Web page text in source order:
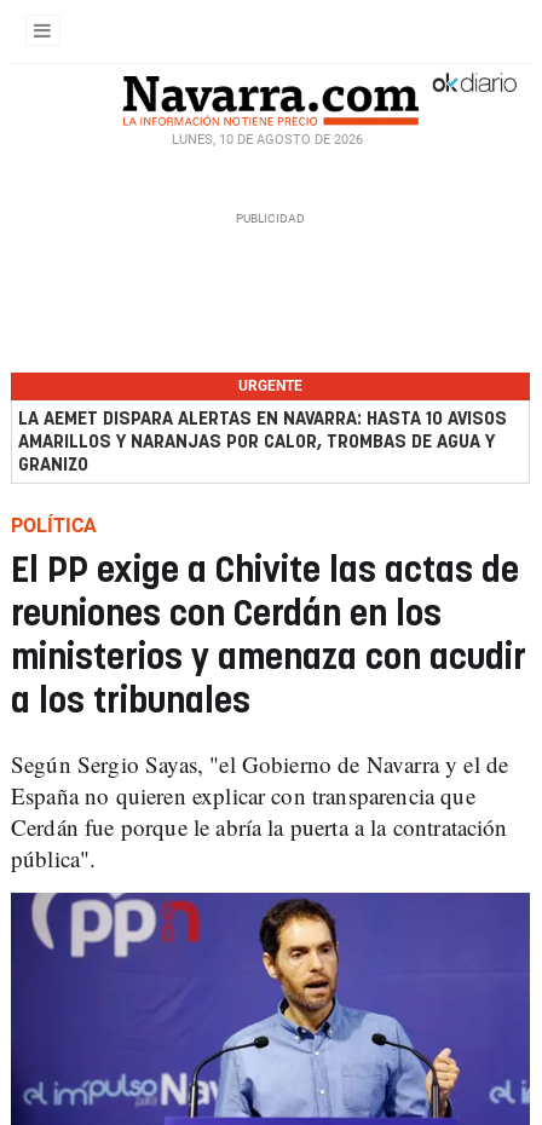
LUNES, 10 DE AGOSTO DE 2026
URGENTE
LA AEMET DISPARA ALERTAS EN NAVARRA: HASTA 10 AVISOS
AMARILLOS Y NARANJAS POR CALOR, TROMBAS DE AGUA Y
GRANIZO
POLÍTICA
El PP exige a Chivite las actas de
reuniones con Cerdán en los
ministerios y amenaza con acudir
a los tribunales
Según Sergio Sayas, "el Gobierno de Navarra y el de
España no quieren explicar con transparencia que
Cerdán fue porque le abría la puerta a la contratación
pública".